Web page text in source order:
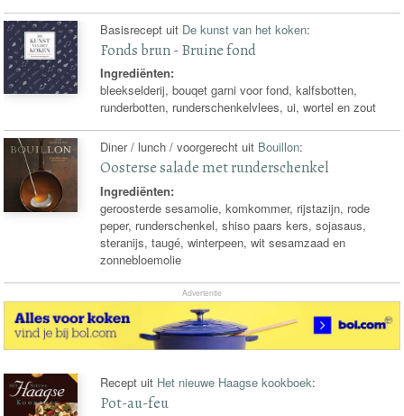
Basisrecept uit De kunst van het koken:
Fonds brun - Bruine fond
Ingrediënten:
bleekselderij, bouqet garni voor fond, kalfsbotten,
runderbotten, runderschenkelvlees, ui, wortel en zout
Diner / lunch / voorgerecht uit Bouillon:
Oosterse salade met runderschenkel
Ingrediënten:
geroosterde sesamolie, komkommer, rijstazijn, rode
peper, runderschenkel, shiso paars kers, sojasaus,
steranijs, taugé, winterpeen, wit sesamzaad en
zonnebloemolie
Advertentie
Recept uit Het nieuwe Haagse kookboek:
Pot-au-feu